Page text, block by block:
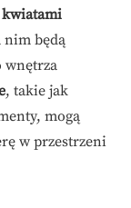
kwiatami
nim będą
wnętrza
, takie jak
mogą
w przestrzeni